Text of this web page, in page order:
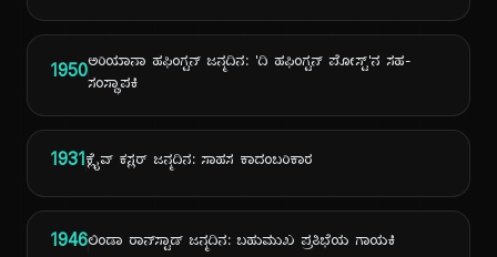
1950ಅರಿಯಾನಾ ಹಫಿಂಗ್ಟನ್ ಜನ್ಮದಿನ: 'ದಿ ಹಫಿಂಗ್ಟನ್ ಪೋಸ್ಟ್'ನ ಸಹ-
ಸಂಸ್ಥಾಪಕಿ
1931ಕ್ಲೈವ್ ಕಸ್ಲರ್ ಜನ್ಮದಿನ: ಸಾಹಸ ಕಾದಂಬರಿಕಾರ
1946ಲಿಂಡಾ ರಾನ್‌ಸ್ಟಾಡ್ ಜನ್ಮದಿನ: ಬಹುಮುಖ ಪ್ರತಿಭೆಯ ಗಾಯಕಿ